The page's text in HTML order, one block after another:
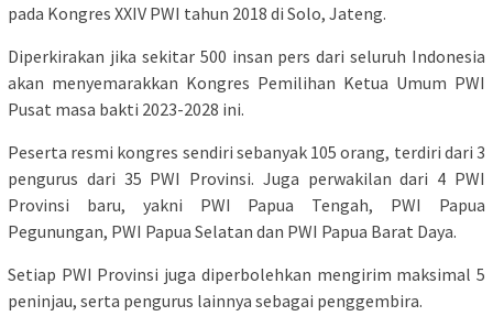
pada Kongres XXIV PWI tahun 2018 di Solo, Jateng.
Diperkirakan jika sekitar 500 insan pers dari seluruh Indonesia
akan menyemarakkan Kongres Pemilihan Ketua Umum PWI
Pusat masa bakti 2023-2028 ini.
Peserta resmi kongres sendiri sebanyak 105 orang, terdiri dari 3
pengurus dari 35 PWI Provinsi. Juga perwakilan dari 4 PWI
Provinsi baru, yakni PWI Papua Tengah, PWI Papua
Pegunungan, PWI Papua Selatan dan PWI Papua Barat Daya.
Setiap PWI Provinsi juga diperbolehkan mengirim maksimal 5
peninjau, serta pengurus lainnya sebagai penggembira.